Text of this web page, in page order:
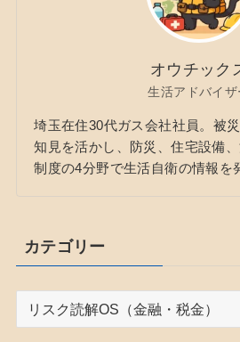
オウチック
生活アドバイザ
埼玉在住30代ガス会社社員。被
知見を活かし、防災、住宅設備
制度の4分野で生活自衛の情報を
カテゴリー